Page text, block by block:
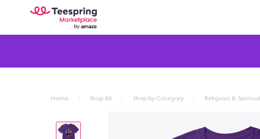
Home Shop All Shop by Category Religious & Spiritual